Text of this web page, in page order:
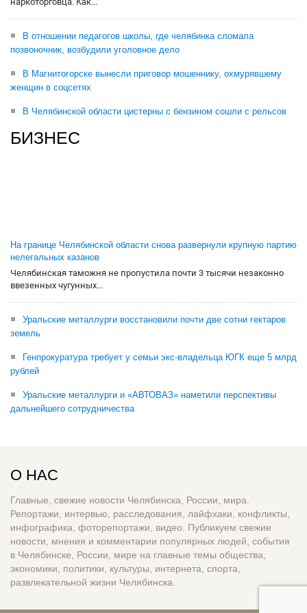
В отношении педагогов школы, где челябинка сломала
позвоночник, возбудили уголовное дело
В Магнитогорске вынесли приговор мошеннику, охмурявшему
женщин в соцсетях
В Челябинской области цистерны с бензином сошли с рельсов
БИЗНЕС
На границе Челябинской области снова развернули крупную партию
нелегальных казанов
Челябинская таможня не пропустила почти 3 тысячи незаконно
ввезенных чугунных...
Уральские металлурги восстановили почти две сотни гектаров
земель
Генпрокуратура требует у семьи экс-владельца ЮГК еще 5 млрд
рублей
Уральские металлурги и «АВТОВАЗ» наметили перспективы
дальнейшего сотрудничества
О НАС
Главные, свежие новости Челябинска, России, мира.
Репортажи, интервью, расследования, лайфхаки, конфликты,
инфографика, фоторепортажи, видео. Публикуем свежие
новости, мнения и комментарии популярных людей, события
в Челябинске, России, мире на главные темы общества,
экономики, политики, культуры, интернета, спорта,
развлекательной жизни Челябинска.